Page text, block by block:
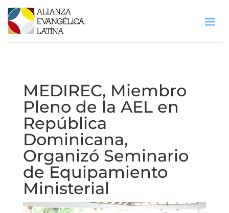
MEDIREC, Miembro
Pleno de la AEL en
República
Dominicana,
Organizó Seminario
de Equipamiento
Ministerial